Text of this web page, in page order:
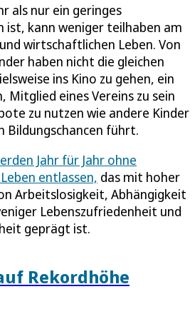
als nur ein geringes
ist, kann weniger teilhaben am
wirtschaftlichen Leben. Von
haben nicht die gleichen
ins Kino zu gehen, ein
Mitglied eines Vereins zu sein
zu nutzen wie andere Kinder
Bildungschancen führt.
Jahr für Jahr ohne
entlassen, das mit hoher
Arbeitslosigkeit, Abhängigkeit
Lebenszufriedenheit und
geprägt ist.
Rekordhöhe